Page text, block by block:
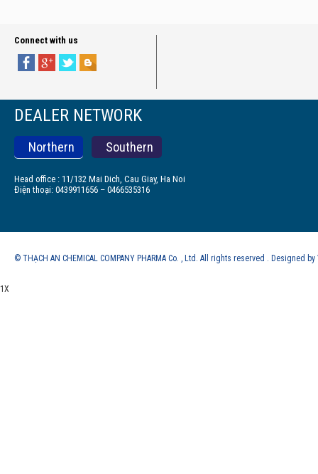
Connect with us
DEALER NETWORK
Northern Southern
Head office : 11/132 Mai Dich, Cau Giay, Ha Noi
Điện thoại: 0439911656 – 0466535316
© THẠCH AN CHEMICAL COMPANY PHARMA Co. , Ltd. All rights reserved . Designed by
1X